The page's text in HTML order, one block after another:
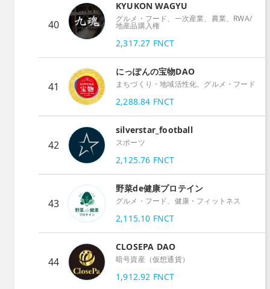
40
KYUKON WAGYU
グルメ・フード、一次産業、農業、RWA/
地産品購入権
2,317.27 FNCT
41
にっぽんの宝物DAO
まちづくり・地域活性化、グルメ・フード
2,288.84 FNCT
42
silverstar_football
スポーツ
2,125.76 FNCT
43
野菜de健康プロテイン
グルメ・フード、健康・フィットネス
2,115.10 FNCT
44
CLOSEPA DAO
暗号資産（仮想通貨）
1,912.92 FNCT